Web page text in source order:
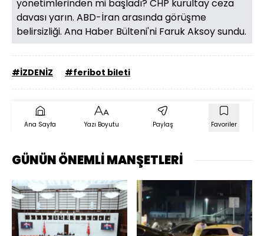
yönetimlerinden mi başladı? CHP kurultay ceza
davası yarın. ABD-İran arasında görüşme
belirsizliği. Ana Haber Bülteni'ni Faruk Aksoy sundu.
#İZDENİZ #feribot bileti
Ana Sayfa Yazı Boyutu Paylaş Favoriler
GÜNÜN ÖNEMLİ MANŞETLERİ